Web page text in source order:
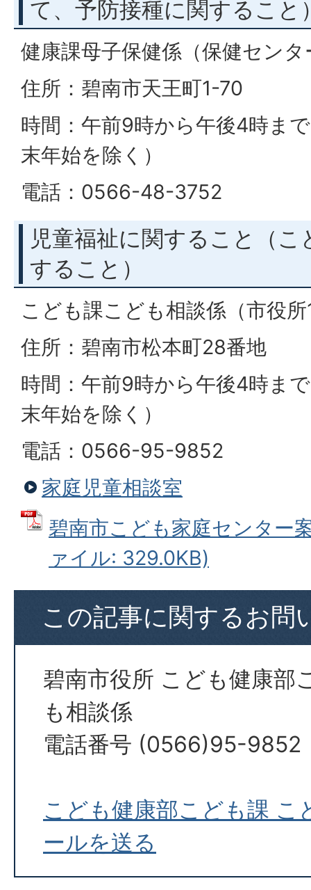
て、予防接種に関すること
健康課母子保健係（保健センタ
住所：碧南市天王町1-70
時間：午前9時から午後4時ま
末年始を除く）
電話：0566-48-3752
児童福祉に関すること（こ
すること）
こども課こども相談係（市役所
住所：碧南市松本町28番地
時間：午前9時から午後4時ま
末年始を除く）
電話：0566-95-9852
家庭児童相談室
碧南市こども家庭センター
ァイル: 329.0KB)
この記事に関するお問
碧南市役所 こども健康部
も相談係
電話番号 (0566)95-9852
こども健康部こども課 こ
ールを送る